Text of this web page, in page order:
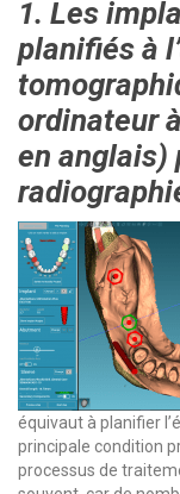
1. Les
planifiés à
ordinateur
en anglais)
équivaut à planifier
principale condition
processus de